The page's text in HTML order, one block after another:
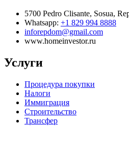
5700 Pedro Clisante, Sosua,
Whatsapp: +1 829 994 8888
inforepdom@gmail.com
www.homeinvestor.ru
Услуги
Процедура покупки
Налоги
Иммиграция
Строительство
Трансфер